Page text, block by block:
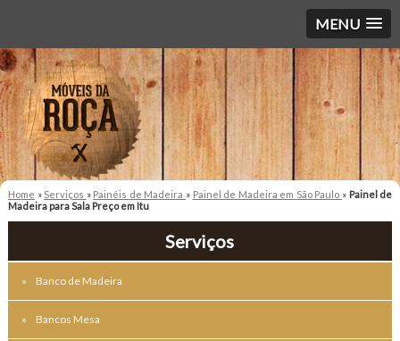
MENU
Home » Serviços » Painéis de Madeira » Painel de Madeira em São Paulo » Painel de
Madeira para Sala Preço em Itu
Serviços
Banco de Madeira
Bancos Mesa